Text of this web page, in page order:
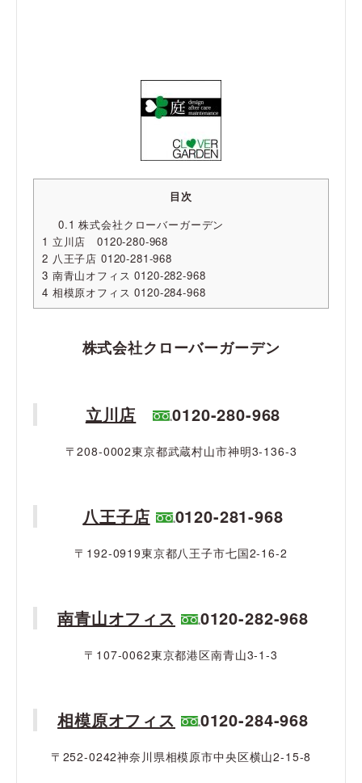
目次
0.1 株式会社クローバーガーデン
1 立川店 0120-280-968
2 八王子店 0120-281-968
3 南青山オフィス 0120-282-968
4 相模原オフィス 0120-284-968
株式会社クローバーガーデン
立川店 0120-280-968
〒208-0002東京都武蔵村山市神明3-136-3
八王子店 0120-281-968
〒192-0919東京都八王子市七国2-16-2
南青山オフィス 0120-282-968
〒107-0062東京都港区南青山3-1-3
相模原オフィス 0120-284-968
〒252-0242神奈川県相模原市中央区横山2-15-8